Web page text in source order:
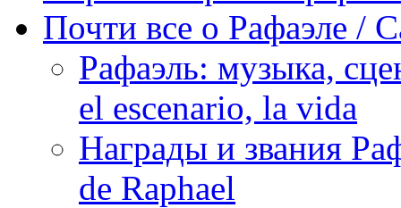
Почти все о Рафаэле /
Рафаэль: музыка,
el escenario, la vida
Награды и звания
de Raphael